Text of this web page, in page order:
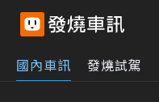
國內車訊 發燒試駕